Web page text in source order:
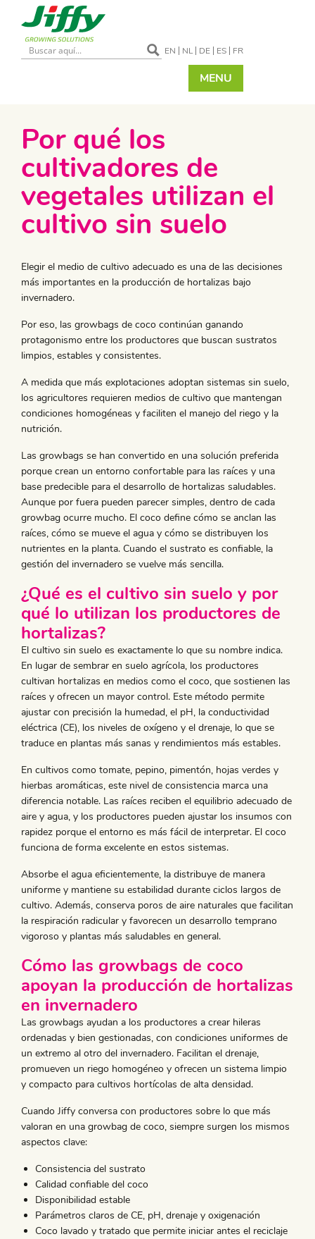
EN NL DE ES FR
MENU
Por qué los
cultivadores de
vegetales utilizan el
cultivo sin suelo
Elegir el medio de cultivo adecuado es una de las decisiones
más importantes en la producción de hortalizas bajo
invernadero.
Por eso, las growbags de coco continúan ganando
protagonismo entre los productores que buscan sustratos
limpios, estables y consistentes.
A medida que más explotaciones adoptan sistemas sin suelo,
los agricultores requieren medios de cultivo que mantengan
condiciones homogéneas y faciliten el manejo del riego y la
nutrición.
Las growbags se han convertido en una solución preferida
porque crean un entorno confortable para las raíces y una
base predecible para el desarrollo de hortalizas saludables.
Aunque por fuera pueden parecer simples, dentro de cada
growbag ocurre mucho. El coco define cómo se anclan las
raíces, cómo se mueve el agua y cómo se distribuyen los
nutrientes en la planta. Cuando el sustrato es confiable, la
gestión del invernadero se vuelve más sencilla.
¿Qué es el cultivo sin suelo y por
qué lo utilizan los productores de
hortalizas?
El cultivo sin suelo es exactamente lo que su nombre indica.
En lugar de sembrar en suelo agrícola, los productores
cultivan hortalizas en medios como el coco, que sostienen las
raíces y ofrecen un mayor control. Este método permite
ajustar con precisión la humedad, el pH, la conductividad
eléctrica (CE), los niveles de oxígeno y el drenaje, lo que se
traduce en plantas más sanas y rendimientos más estables.
En cultivos como tomate, pepino, pimentón, hojas verdes y
hierbas aromáticas, este nivel de consistencia marca una
diferencia notable. Las raíces reciben el equilibrio adecuado de
aire y agua, y los productores pueden ajustar los insumos con
rapidez porque el entorno es más fácil de interpretar. El coco
funciona de forma excelente en estos sistemas.
Absorbe el agua eficientemente, la distribuye de manera
uniforme y mantiene su estabilidad durante ciclos largos de
cultivo. Además, conserva poros de aire naturales que facilitan
la respiración radicular y favorecen un desarrollo temprano
vigoroso y plantas más saludables en general.
Cómo las growbags de coco
apoyan la producción de hortalizas
en invernadero
Las growbags ayudan a los productores a crear hileras
ordenadas y bien gestionadas, con condiciones uniformes de
un extremo al otro del invernadero. Facilitan el drenaje,
promueven un riego homogéneo y ofrecen un sistema limpio
y compacto para cultivos hortícolas de alta densidad.
Cuando Jiffy conversa con productores sobre lo que más
valoran en una growbag de coco, siempre surgen los mismos
aspectos clave:
​Consistencia del sustrato
Calidad confiable del coco
Disponibilidad estable
Parámetros claros de CE, pH, drenaje y oxigenación
Coco lavado y tratado que permite iniciar antes el reciclaje